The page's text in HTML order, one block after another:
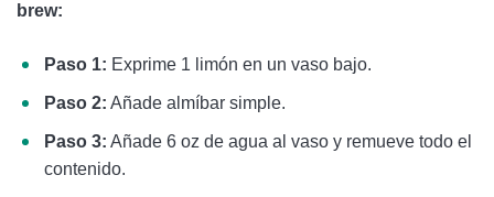
brew:
Paso 1: Exprime 1 limón en un vaso bajo.
Paso 2: Añade almíbar simple.
Paso 3: Añade 6 oz de agua al vaso y remueve todo el
contenido.